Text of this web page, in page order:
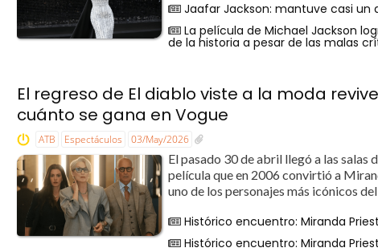
Jaafar Jackson: mantuve casi un
La película de Michael Jackson
de la historia a pesar de las malas
El regreso de El diablo viste a la moda
cuánto se gana en Vogue
ATB Espectáculos 03/May/2026
El pasado 30 de abril llegó a las salas
película que en 2006 convirtió a
uno de los personajes más icónicos
Histórico encuentro: Miranda
Histórico encuentro: Miranda